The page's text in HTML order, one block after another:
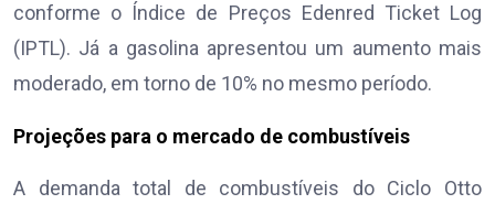
conforme o Índice de Preços Edenred Ticket Log
(IPTL). Já a gasolina apresentou um aumento mais
moderado, em torno de 10% no mesmo período.
Projeções para o mercado de combustíveis
A demanda total de combustíveis do Ciclo Otto